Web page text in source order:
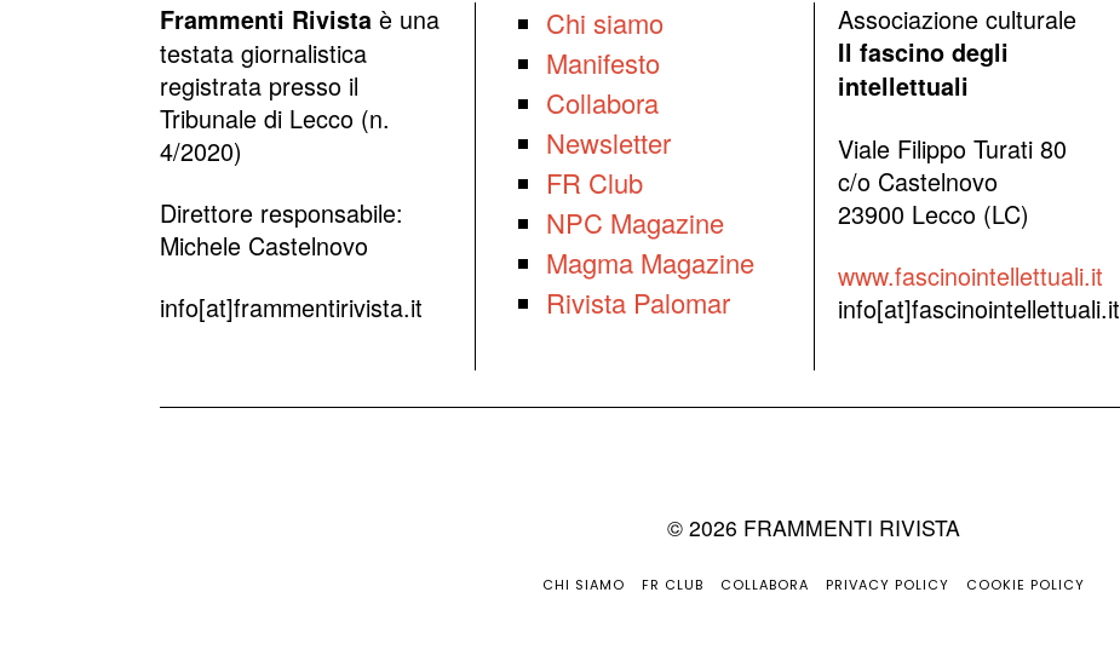
Frammenti Rivista è una
testata giornalistica
registrata presso il
Tribunale di Lecco (n.
4/2020)
Direttore responsabile:
Michele Castelnovo
info[at]frammentirivista.it
Chi siamo
Manifesto
Collabora
Newsletter
FR Club
NPC Magazine
Magma Magazine
Rivista Palomar
Associazione culturale
Il fascino degli
intellettuali
Viale Filippo Turati 80
c/o Castelnovo
23900 Lecco (LC)
www.fascinointellettuali.it
info[at]fascinointellettuali.it
© 2026 FRAMMENTI RIVISTA
CHI SIAMO FR CLUB COLLABORA PRIVACY POLICY COOKIE POLICY